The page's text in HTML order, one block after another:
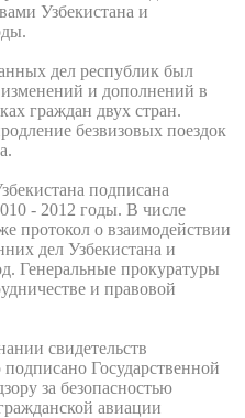
Узбекистана и
дел республик был
и дополнений в
граждан двух стран.
безвизовых поездок
подписана
- 2012 годы. В числе
протокол о взаимодействии
дел Узбекистана и
Генеральные прокуратуры
и правовой
свидетельств
Государственной
за безопасностью
авиации